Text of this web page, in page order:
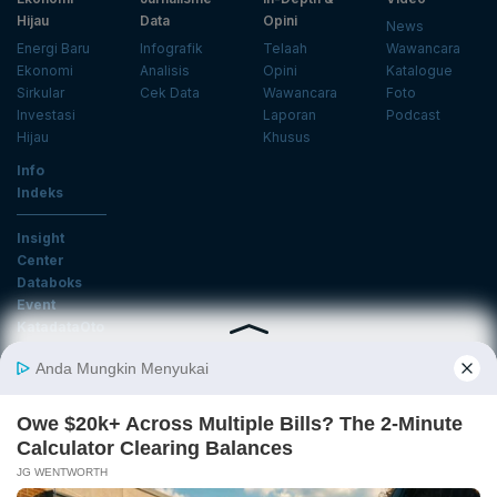
Hijau
Energi Baru
Ekonomi
Sirkular
Investasi
Hijau
Data
Infografik
Analisis
Cek Data
Opini
Telaah
Opini
Wawancara
Laporan
Khusus
News
Wawancara
Katalogue
Foto
Podcast
Info
Indeks
Insight
Center
Databoks
Event
KatadataOto
Email
Daftar